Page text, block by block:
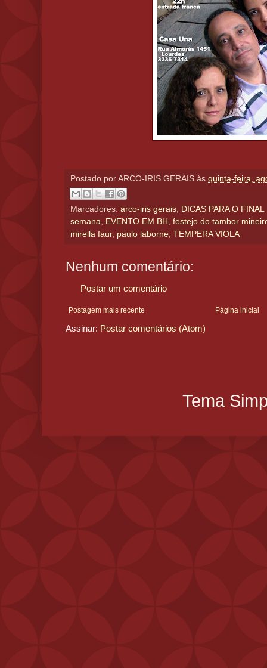
Postado por ARCO-IRIS GERAIS às quinta-feira,
Marcadores: arco-iris gerais, DICAS PARA O
semana, EVENTO EM BH , festejo do tambor
mirella faur, paulo laborne, TEMPERA VIOLA
Nenhum comentário:
Postar um comentário
Postagem mais recente Página inicial
Assinar: Postar comentários (Atom)
Tema